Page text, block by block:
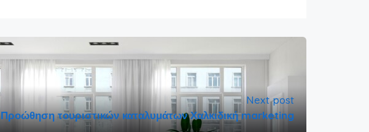
Next post
Προώθηση τουριστικών καταλυμάτων Χαλκιδική marketing